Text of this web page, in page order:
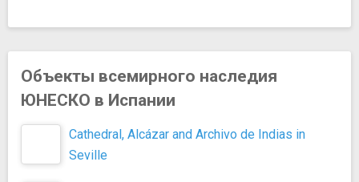
Объекты всемирного наследия
ЮНЕСКО в Испании
Cathedral, Alcázar and Archivo de Indias in
Seville